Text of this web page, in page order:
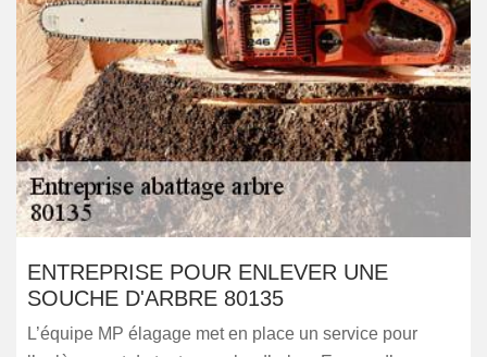
ENTREPRISE POUR ENLEVER UNE
SOUCHE D'ARBRE 80135
L’équipe MP élagage met en place un service pour